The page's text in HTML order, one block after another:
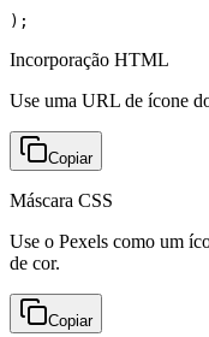
);
Incorporação HTML
Use uma URL de ícone
Copiar
Máscara CSS
Use o Pexels como um
de cor.
Copiar